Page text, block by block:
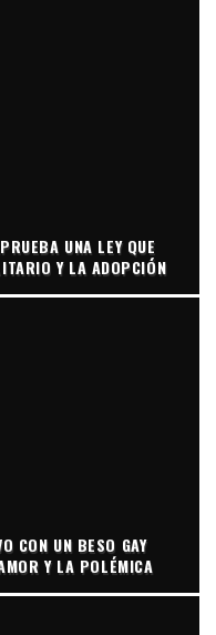
UNA LEY QUE
Y LA ADOPCIÓN
CON UN BESO GAY
Y LA POLÉMICA